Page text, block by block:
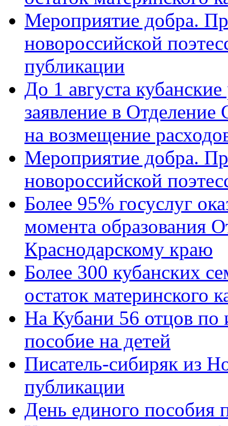
Мероприятие добра.
новороссийской
публикации
До 1 августа
заявление в
на возмещение
Мероприятие добра.
новороссийской
Более 95% госуслуг
момента образования
Краснодарскому краю
Более 300 кубанских
остаток материнского
На Кубани 56 отцов по
пособие на детей
Писатель-сибиряк из
публикации
День единого пособия